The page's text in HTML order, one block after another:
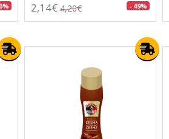
2,14€ 4,20€ - 49%